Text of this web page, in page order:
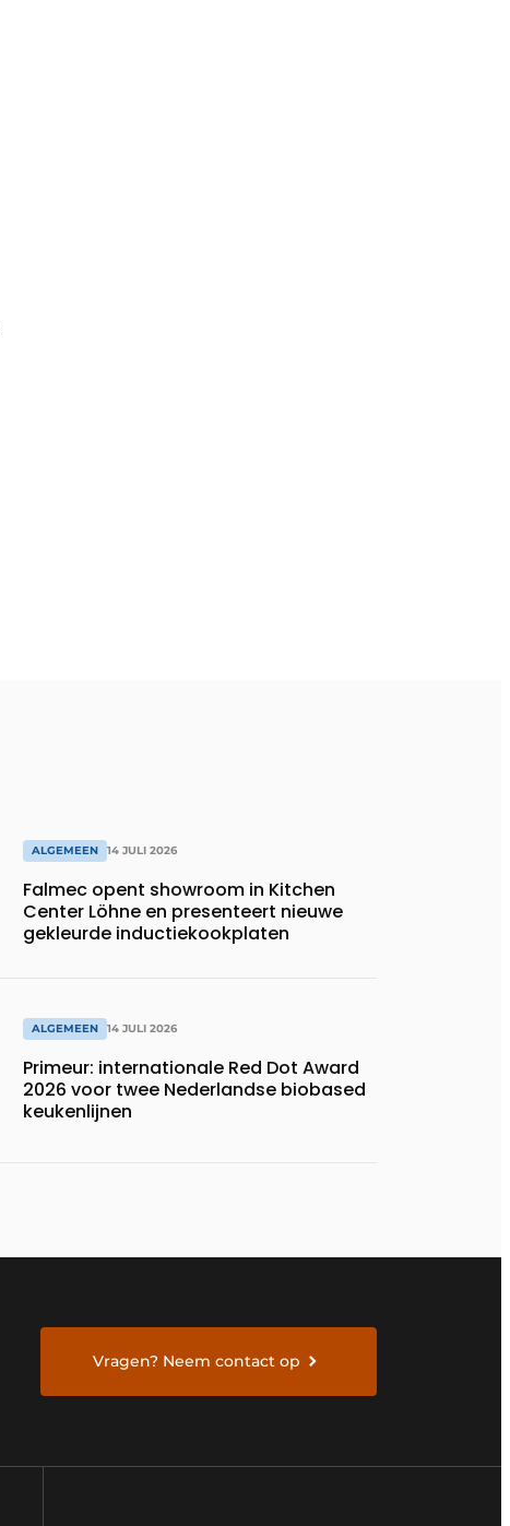
ALGEMEEN 14 JULI 2026
Falmec opent showroom in Kitchen
Center Löhne en presenteert nieuwe
gekleurde inductiekookplaten
ALGEMEEN 14 JULI 2026
Primeur: internationale Red Dot Award
2026 voor twee Nederlandse biobased
keukenlijnen
Vragen? Neem contact op